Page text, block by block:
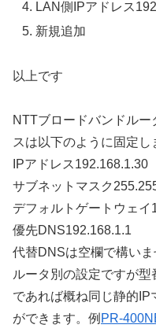
LAN側IPアドレス
新規追加
以上です
NTTブロードバンドル
スは以下のように固定し
IPアドレス192.168.1.30
サブネットマスク
デフォルトゲートウェイ
優先DNS192.168.1.1
代替DNSは空欄で構いま
ルータ別の設定ですが
であれば概ね同じ静的IP
ができます。例 PR-